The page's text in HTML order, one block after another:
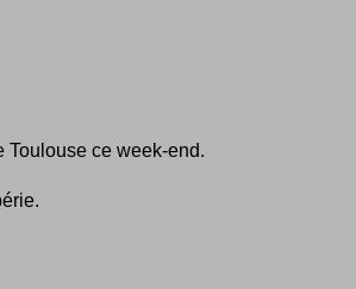
Toulouse ce week-end.